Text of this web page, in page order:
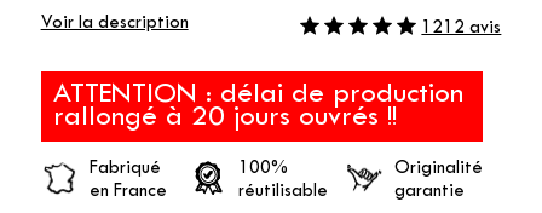
Voir la description 1212 avis
ATTENTION : délai de production
rallongé à 20 jours ouvrés !!
Fabriqué
en France
100%
réutilisable
Originalité
garantie